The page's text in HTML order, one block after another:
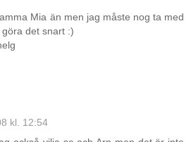
Mia än men jag måste nog ta med
det snart :)
kl. 12:54